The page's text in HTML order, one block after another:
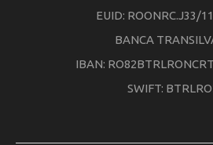
EUID: ROONRC.J33/
BANCA
IBAN:
SWIFT: